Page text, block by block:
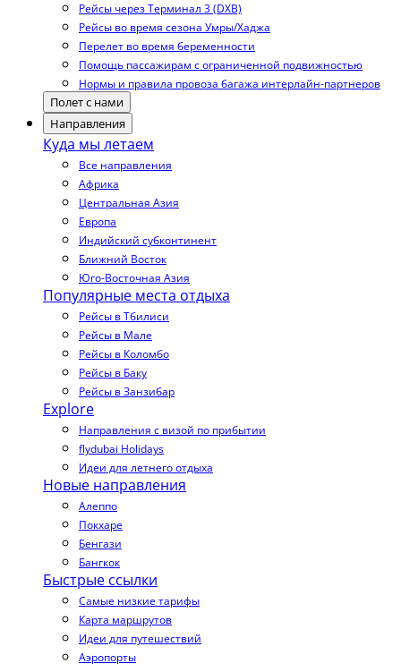
Рейсы через Терминал 3 (DXB)
Рейсы во время сезона Умры/Хаджа
Перелет во время беременности
Помощь пассажирам с ограниченной подвижностью
Нормы и правила провоза багажа интерлайн-партнеров
Полет с нами
Направления
Куда мы летаем
Все направления
Африка
Центральная Азия
Европа
Индийский субконтинент
Ближний Восток
Юго-Восточная Азия
Популярные места отдыха
Рейсы в Тбилиси
Рейсы в Мале
Рейсы в Коломбо
Рейсы в Баку
Рейсы в Занзибар
Explore
Направления с визой по прибытии
flydubai Holidays
Идеи для летнего отдыха
Новые направления
Алеппо
Покхаре
Бенгази
Бангкок
Быстрые ссылки
Самые низкие тарифы
Карта маршрутов
Идеи для путешествий
Аэропорты